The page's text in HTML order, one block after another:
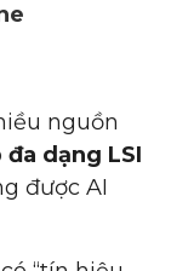
nguồn
đa dạng LSI
được AI